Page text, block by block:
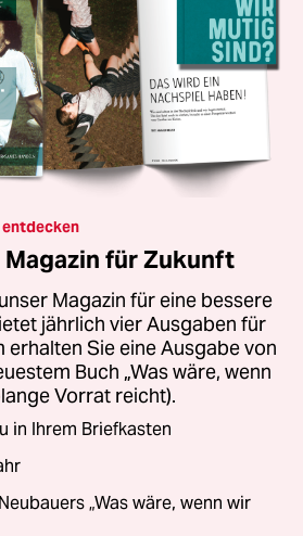
entdecken
Magazin für Zukunft
Magazin für eine bessere
jährlich vier Ausgaben für
erhalten Sie eine Ausgabe von
Buch „Was wäre, wenn
Vorrat reicht).
in Ihrem Briefkasten
„Was wäre, wenn wir